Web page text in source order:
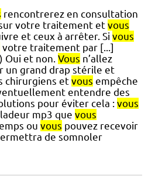
rencontrerez en consultation
votre traitement et vous
et ceux à arrêter. Si vous
votre traitement par [...]
Oui et non. Vous n’allez
un grand drap stérile et
chirurgiens et vous empêche
entendre des
pour éviter cela : vous
mp3 que vous
ou vous pouvez recevoir
de somnoler